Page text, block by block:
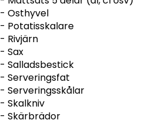
- Osthyvel
- Potatisskalare
- Rivjärn
- Sax
- Salladsbestick
- Serveringsfat
- Serveringsskålar
- Skalkniv
- Skärbrädor